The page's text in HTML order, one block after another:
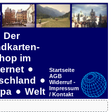
Der
im
Welt
Startseite
AGB
Widerruf -
Impressum
/ Kontakt